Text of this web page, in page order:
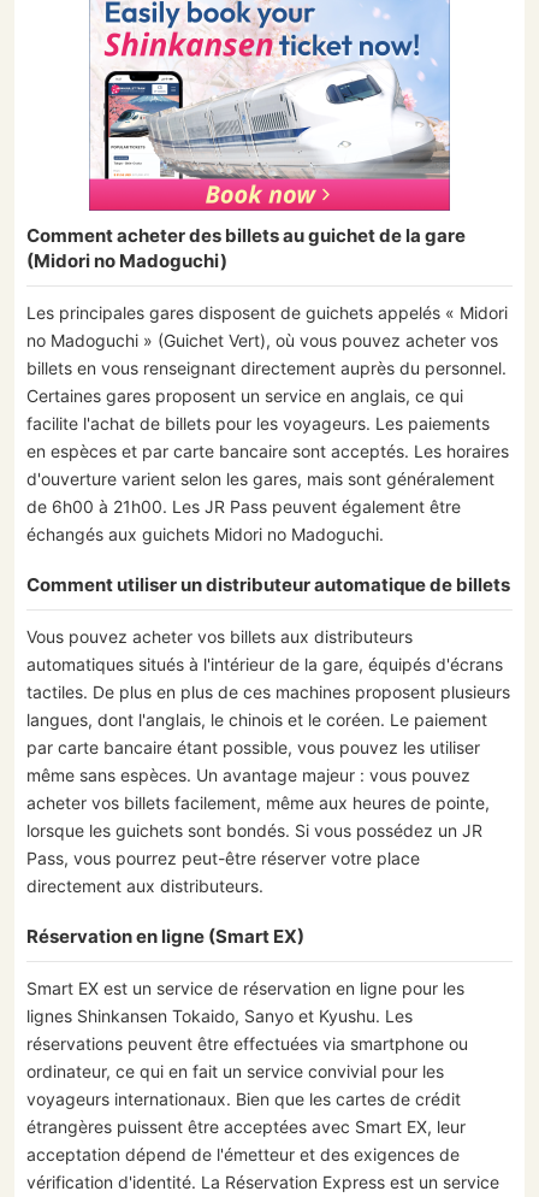
Comment acheter des billets au guichet de la gare
(Midori no Madoguchi)
Les principales gares disposent de guichets appelés « Midori
no Madoguchi » (Guichet Vert), où vous pouvez acheter vos
billets en vous renseignant directement auprès du personnel.
Certaines gares proposent un service en anglais, ce qui
facilite l'achat de billets pour les voyageurs. Les paiements
en espèces et par carte bancaire sont acceptés. Les horaires
d'ouverture varient selon les gares, mais sont généralement
de 6h00 à 21h00. Les JR Pass peuvent également être
échangés aux guichets Midori no Madoguchi.
Comment utiliser un distributeur automatique de billets
Vous pouvez acheter vos billets aux distributeurs
automatiques situés à l'intérieur de la gare, équipés d'écrans
tactiles. De plus en plus de ces machines proposent plusieurs
langues, dont l'anglais, le chinois et le coréen. Le paiement
par carte bancaire étant possible, vous pouvez les utiliser
même sans espèces. Un avantage majeur : vous pouvez
acheter vos billets facilement, même aux heures de pointe,
lorsque les guichets sont bondés. Si vous possédez un JR
Pass, vous pourrez peut-être réserver votre place
directement aux distributeurs.
Réservation en ligne (Smart EX)
Smart EX est un service de réservation en ligne pour les
lignes Shinkansen Tokaido, Sanyo et Kyushu. Les
réservations peuvent être effectuées via smartphone ou
ordinateur, ce qui en fait un service convivial pour les
voyageurs internationaux. Bien que les cartes de crédit
étrangères puissent être acceptées avec Smart EX, leur
acceptation dépend de l'émetteur et des exigences de
vérification d'identité. La Réservation Express est un service